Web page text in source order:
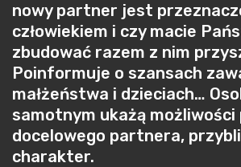
nowy partner jest
człowiekiem i czy macie
zbudować razem z nim
Poinformuje o szansach
małżeństwa i dzieciach…
samotnym ukażą możliwości
docelowego partnera,
charakter.